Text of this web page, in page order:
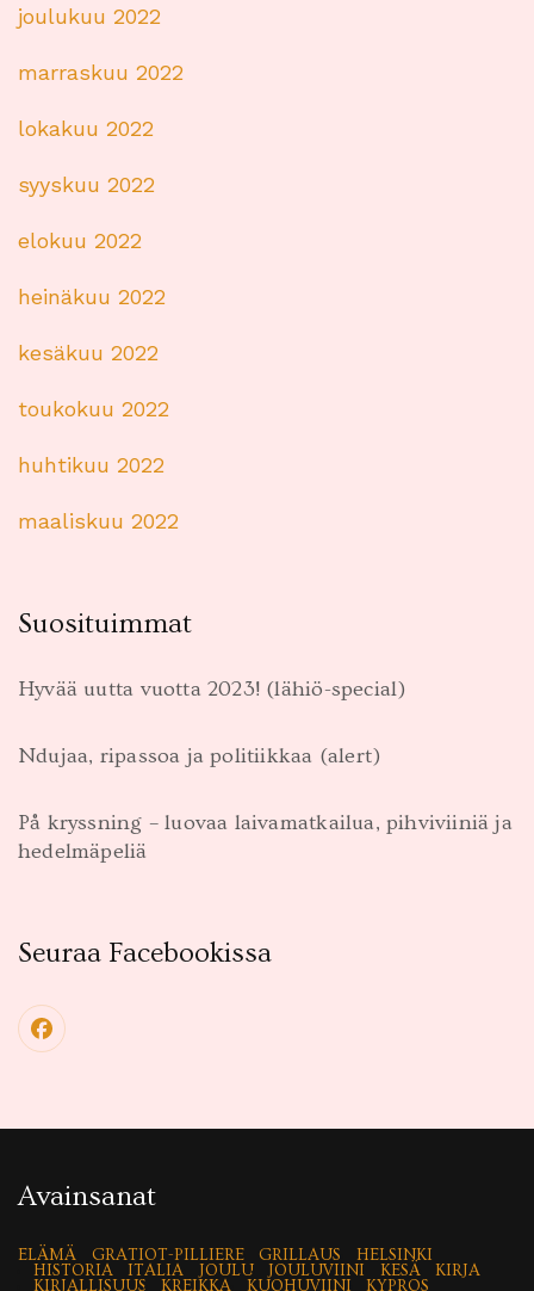
joulukuu 2022
marraskuu 2022
lokakuu 2022
syyskuu 2022
elokuu 2022
heinäkuu 2022
kesäkuu 2022
toukokuu 2022
huhtikuu 2022
maaliskuu 2022
Suosituimmat
Hyvää uutta vuotta 2023! (lähiö-special)
Ndujaa, ripassoa ja politiikkaa (alert)
På kryssning – luovaa laivamatkailua, pihviviiniä ja
hedelmäpeliä
Seuraa Facebookissa
Avainsanat
ELÄMÄ GRATIOT-PILLIERE GRILLAUS
HELSINKI
HISTORIA
ITALIA JOULU JOULUVIINI KESÄ
KIRJA
KIRJALLISUUS
KREIKKA KUOHUVIINI KYPROS